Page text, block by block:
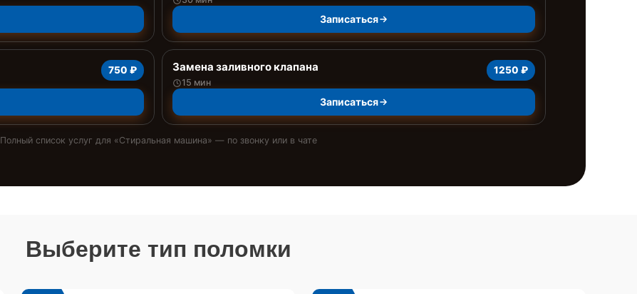
Записаться
750 ₽ Замена заливного клапана
15 мин
1250 ₽
Записаться
Полный список услуг для «Стиральная машина» — по звонку или в чате
Выберите тип поломки